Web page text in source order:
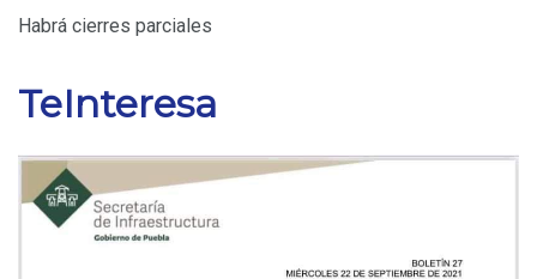
Habrá cierres parciales
TeInteresa